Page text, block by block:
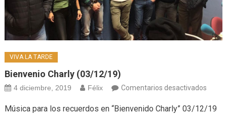
VIVA LA TARDE
Bienvenio Charly (03/12/19)
4 diciembre, 2019 Félix Comentarios desactivadosen
Charly
Música para los recuerdos en “Bienvenido Charly” 03/12/19